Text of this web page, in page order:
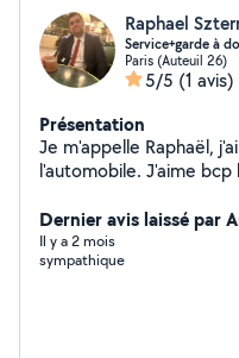
Raphael
Service+garde à
Paris (Auteuil 26)
5/5 (1 avis)
Présentation
Je m'appelle Raphaël,
l'automobile. J'aime
Dernier avis laissé par
Il y a 2 mois
sympathique